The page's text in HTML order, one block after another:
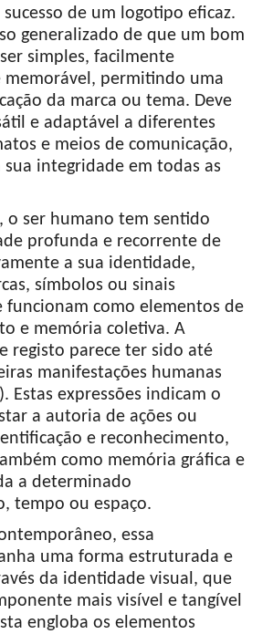
de um logotipo eficaz.
generalizado de que um bom
simples, facilmente
memorável, permitindo uma
da marca ou tema. Deve
e adaptável a diferentes
e meios de comunicação,
sua integridade em todas as
o ser humano tem sentido
profunda e recorrente de
a sua identidade,
símbolos ou sinais
funcionam como elementos de
e memória coletiva. A
registo parece ter sido até
manifestações humanas
Estas expressões indicam o
a autoria de ações ou
e reconhecimento,
como memória gráfica e
a determinado
tempo ou espaço.
essa
uma forma estruturada e
da identidade visual, que
mais visível e tangível
engloba os elementos